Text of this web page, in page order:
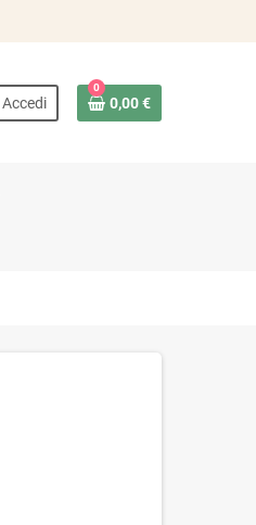
Accedi
0
0,00 €